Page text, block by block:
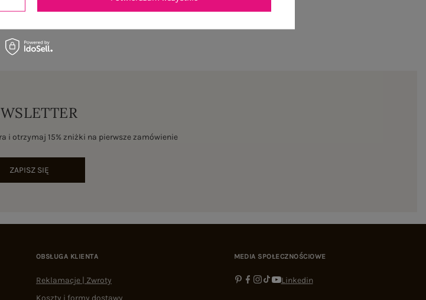
i otrzymaj 15% zniżki na pierwsze zamówienie
ZAPISZ SIĘ
OBSŁUGA KLIENTA
Reklamacje | Zwroty
Koszty i formy dostawy
MEDIA SPOŁECZNOŚCIOWE
Linkedin